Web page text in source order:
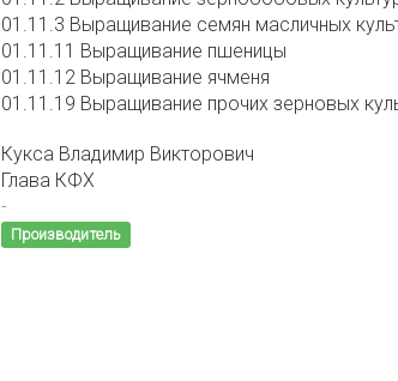
01.11.3 Выращивание семян масличных
01.11.11 Выращивание пшеницы
01.11.12 Выращивание ячменя
01.11.19 Выращивание прочих зерновых
Кукса Владимир Викторович
Глава КФХ
-
Производитель